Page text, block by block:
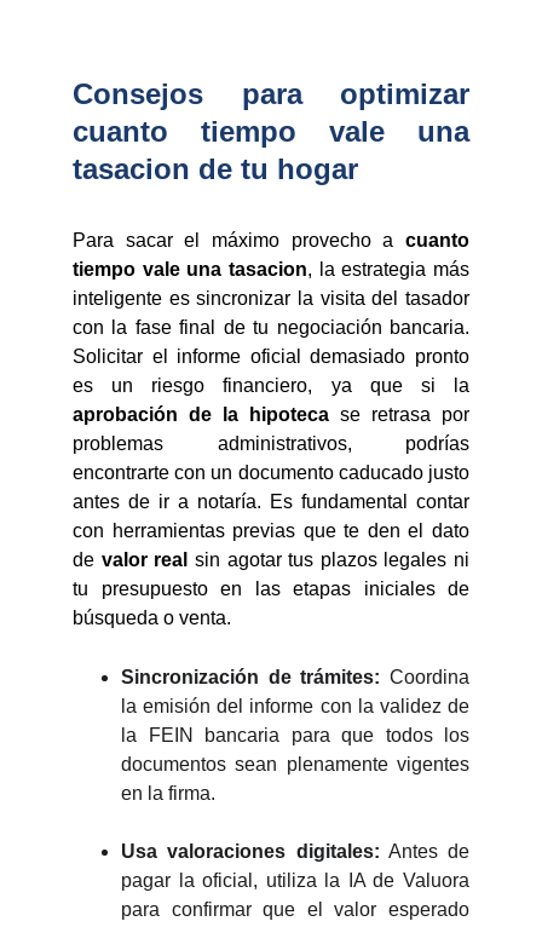
Consejos para optimizar
cuanto tiempo vale una
tasacion de tu hogar
Para sacar el máximo provecho a cuanto
tiempo vale una tasacion, la estrategia más
inteligente es sincronizar la visita del tasador
con la fase final de tu negociación bancaria.
Solicitar el informe oficial demasiado pronto
es un riesgo financiero, ya que si la
aprobación de la hipoteca se retrasa por
problemas administrativos, podrías
encontrarte con un documento caducado justo
antes de ir a notaría. Es fundamental contar
con herramientas previas que te den el dato
de valor real sin agotar tus plazos legales ni
tu presupuesto en las etapas iniciales de
búsqueda o venta.
Sincronización de trámites: Coordina
la emisión del informe con la validez de
la FEIN bancaria para que todos los
documentos sean plenamente vigentes
en la firma.
Usa valoraciones digitales: Antes de
pagar la oficial, utiliza la IA de Valuora
para confirmar que el valor esperado